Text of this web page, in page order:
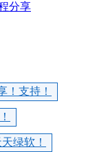
分享
！支持！
绿软！